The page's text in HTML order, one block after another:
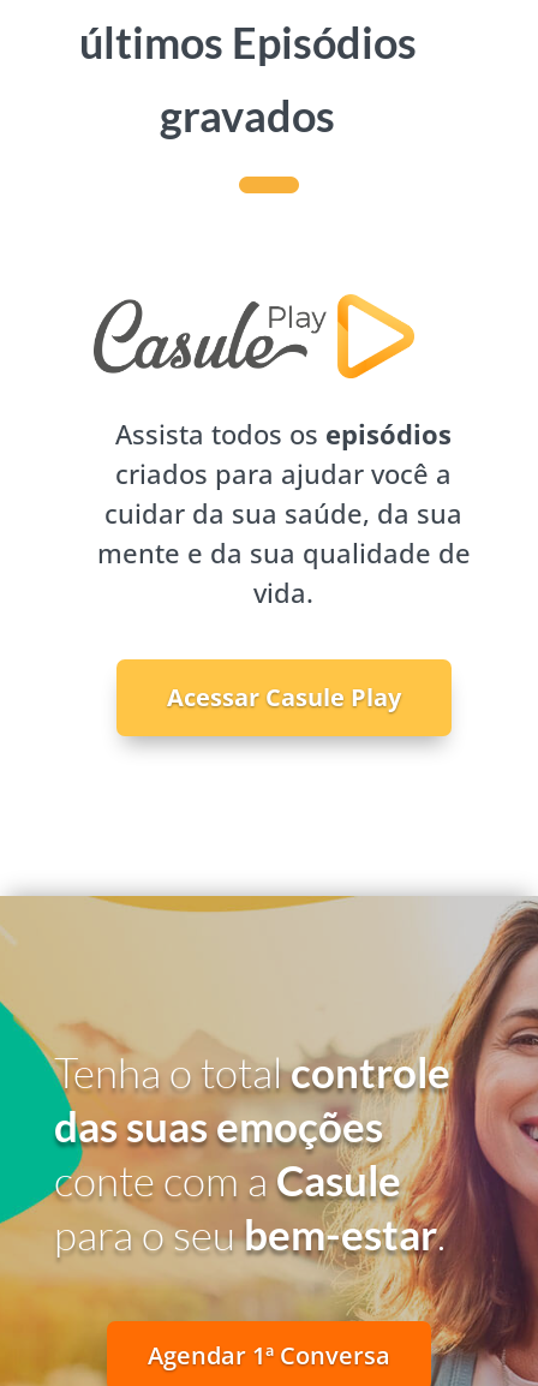
últimos Episódios
gravados
Assista todos os episódios
criados para ajudar você a
cuidar da sua saúde, da sua
mente e da sua qualidade de
vida.
Acessar Casule Play
Tenha o totalcontrole
das suas emoções
conte com a Casule
para o seubem-estar.
Agendar 1ª Conversa